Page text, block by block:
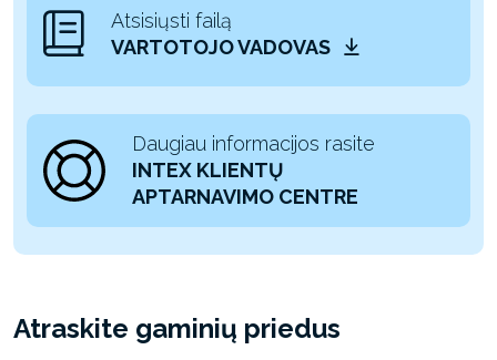
Atsisiųsti failą
VARTOTOJO VADOVAS
Daugiau informacijos rasite
INTEX KLIENTŲ
APTARNAVIMO CENTRE
Atraskite gaminių priedus